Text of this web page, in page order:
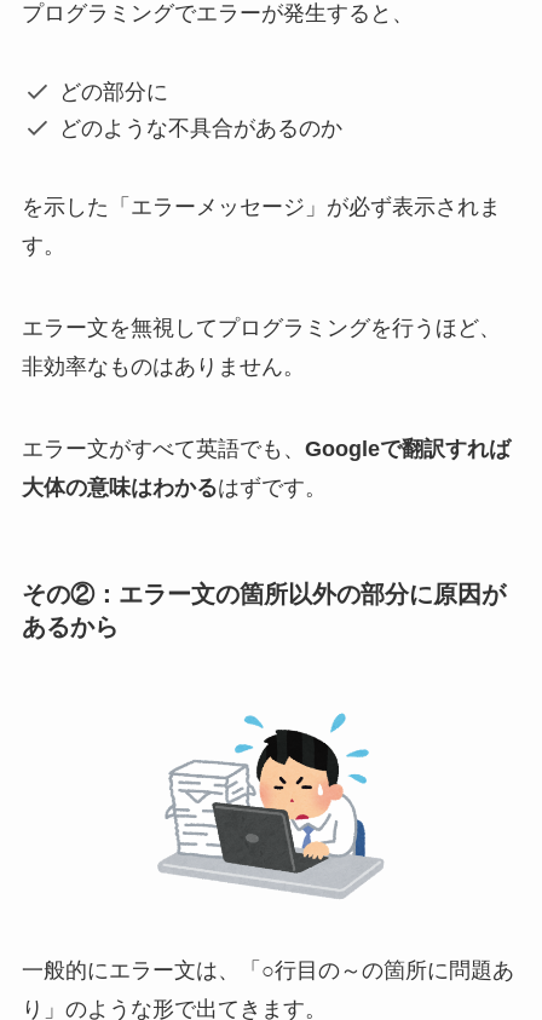
プログラミングでエラーが発生すると、
どの部分に
どのような不具合があるのか
を示した「エラーメッセージ」が必ず表示されま
す。
エラー文を無視してプログラミングを行うほど、
非効率なものはありません。
エラー文がすべて英語でも、 Googleで翻訳すれば
大体の意味はわかるはずです。
その②：エラー文の箇所以外の部分に原因が
あるから
一般的にエラー文は、「○行目の～の箇所に問題あ
り」のような形で出てきます。